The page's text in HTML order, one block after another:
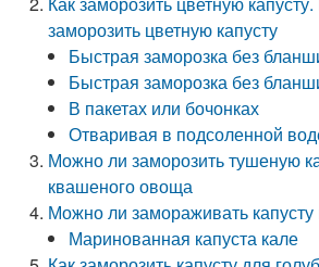
заморозить цветную капусту
Быстрая заморозка без
Быстрая заморозка без
В пакетах или бочонках
Отваривая в подсоленной
Можно ли заморозить тушеную
квашеного овоща
Можно ли замораживать капусту
Маринованная капуста кале